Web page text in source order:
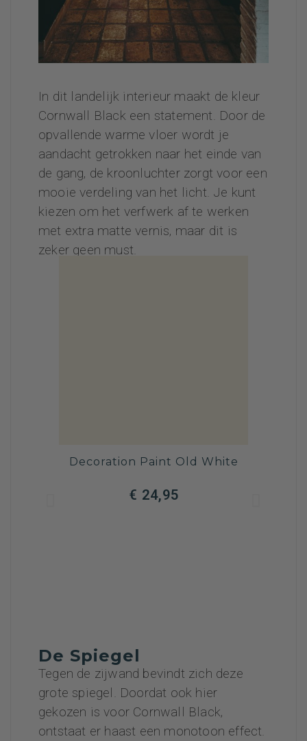
In dit landelijk interieur maakt de kleur
Cornwall Black een statement. Door de
opvallende warme vloer wordt je
aandacht getrokken naar het einde van
de gang, de kroonluchter zorgt voor een
mooie verdeling van het licht. Je kunt
kiezen om het verfwerk af te werken
met extra matte vernis, maar dit is
zeker geen must.
Decoration Paint Old White
€ 24,95
De Spiegel
Tegen de zijwand bevindt zich deze
grote spiegel. Doordat ook hier
gekozen is voor Cornwall Black,
ontstaat er haast een monotoon effect.